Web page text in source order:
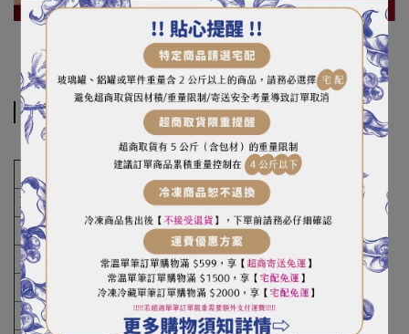
規格說明
商品名稱
雀巢醇品咖啡
重（容）量
成分
即溶咖啡、咖啡豆萃取物
中國
保存期限
三年
保存方式
請存放在陰涼乾爽處